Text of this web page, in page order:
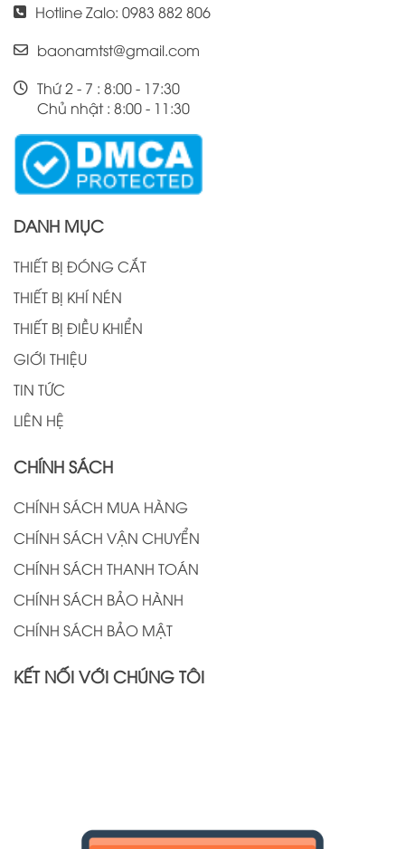
Hotline Zalo: 0983 882 806
baonamtst@gmail.com
Thứ 2 - 7 : 8:00 - 17:30
Chủ nhật : 8:00 - 11:30
DANH MỤC
THIẾT BỊ ĐÓNG CẮT
THIẾT BỊ KHÍ NÉN
THIẾT BỊ ĐIỀU KHIỂN
GIỚI THIỆU
TIN TỨC
LIÊN HỆ
CHÍNH SÁCH
CHÍNH SÁCH MUA HÀNG
CHÍNH SÁCH VẬN CHUYỂN
CHÍNH SÁCH THANH TOÁN
CHÍNH SÁCH BẢO HÀNH
CHÍNH SÁCH BẢO MẬT
KẾT NỐI VỚI CHÚNG TÔI